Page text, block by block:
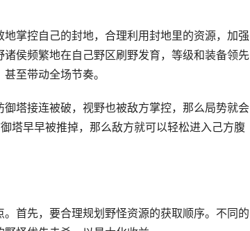
掌控自己的封地，合理利用封地里的资源，加强
侯频繁地在自己野区刷野发育，等级和装备领先
至带动全场节奏。
塔接连被破，视野也被敌方掌控，那么局势就会
塔早早被推掉，那么敌方就可以轻松进入己方腹
首先，要合理规划野怪资源的获取顺序。不同的